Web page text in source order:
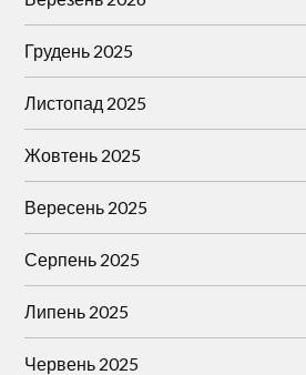
Грудень 2025
Листопад 2025
Жовтень 2025
Вересень 2025
Серпень 2025
Липень 2025
Червень 2025